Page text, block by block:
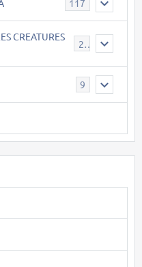
117
CREATURES
26
9